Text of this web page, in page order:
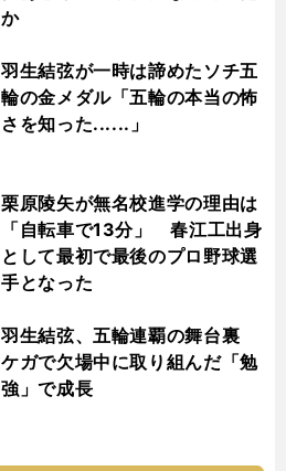
か
羽生結弦が一時は諦めたソチ五
輪の金メダル「五輪の本当の怖
さを知った......」
栗原陵矢が無名校進学の理由は
「自転車で13分」 春江工出身
として最初で最後のプロ野球選
手となった
羽生結弦、五輪連覇の舞台裏
ケガで欠場中に取り組んだ「勉
強」で成長